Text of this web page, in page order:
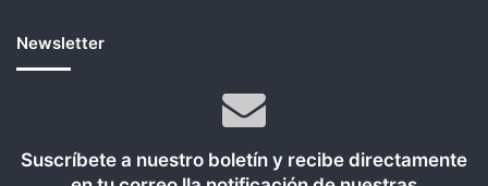
Newsletter
Suscríbete a nuestro boletín y recibe directamente